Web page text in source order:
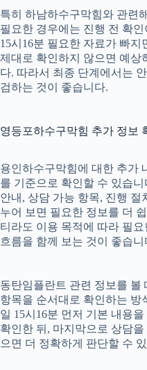
특히 하남하수구막힘와 관련
필요한 경우에는 진행 전 확인
15시16분 필요한 자료가 빠
제대로 확인하지 않으면 예상
다. 따라서 최종 단계에서는
검하는 것이 좋습니다.
영등포하수구막힘 추가 정보
용인하수구막힘에 대한 추가
를 기준으로 확인할 수 있습니
안내, 상담 가능 항목, 진행
누어 보면 필요한 정보를 더
티라도 이용 목적에 따라 필
흐름을 함께 보는 것이 좋습니
동탄임플란트 관련 정보를 볼
항목을 순서대로 확인하는 방
일 15시16분 먼저 기본 내용
확인한 뒤, 마지막으로 상담
으면 더 정확하게 판단할 수